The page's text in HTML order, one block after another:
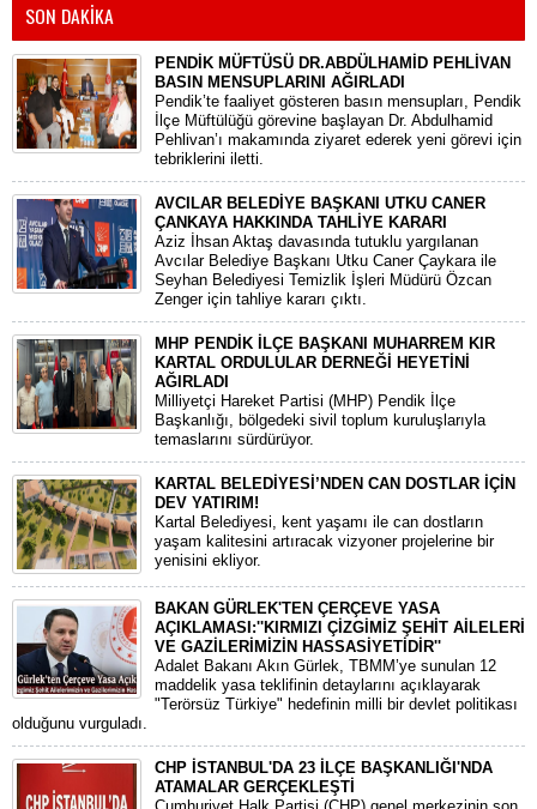
SON DAKİKA
PENDİK MÜFTÜSÜ DR.ABDÜLHAMİD PEHLİVAN
BASIN MENSUPLARINI AĞIRLADI
​Pendik’te faaliyet gösteren basın mensupları, Pendik
İlçe Müftülüğü görevine başlayan Dr. Abdulhamid
Pehlivan’ı makamında ziyaret ederek yeni görevi için
tebriklerini iletti.
AVCILAR BELEDİYE BAŞKANI UTKU CANER
ÇANKAYA HAKKINDA TAHLİYE KARARI
​Aziz İhsan Aktaş davasında tutuklu yargılanan
Avcılar Belediye Başkanı Utku Caner Çaykara ile
Seyhan Belediyesi Temizlik İşleri Müdürü Özcan
Zenger için tahliye kararı çıktı.
MHP PENDİK İLÇE BAŞKANI MUHARREM KIR
KARTAL ORDULULAR DERNEĞİ HEYETİNİ
AĞIRLADI
​Milliyetçi Hareket Partisi (MHP) Pendik İlçe
Başkanlığı, bölgedeki sivil toplum kuruluşlarıyla
temaslarını sürdürüyor.
KARTAL BELEDİYESİ’NDEN CAN DOSTLAR İÇİN
DEV YATIRIM!
Kartal Belediyesi, kent yaşamı ile can dostların
yaşam kalitesini artıracak vizyoner projelerine bir
yenisini ekliyor.
BAKAN GÜRLEK'TEN ÇERÇEVE YASA
AÇIKLAMASI:''KIRMIZI ÇİZGİMİZ ŞEHİT AİLELERİ
VE GAZİLERİMİZİN HASSASİYETİDİR''
Adalet Bakanı Akın Gürlek, TBMM’ye sunulan 12
maddelik yasa teklifinin detaylarını açıklayarak
"Terörsüz Türkiye" hedefinin milli bir devlet politikası
olduğunu vurguladı.
CHP İSTANBUL'DA 23 İLÇE BAŞKANLIĞI'NDA
ATAMALAR GERÇEKLEŞTİ